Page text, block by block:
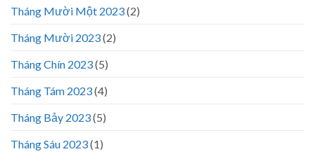
Tháng Mười Một 2023(2)
Tháng Mười 2023(2)
Tháng Chín 2023(5)
Tháng Tám 2023(4)
Tháng Bảy 2023(5)
Tháng Sáu 2023(1)